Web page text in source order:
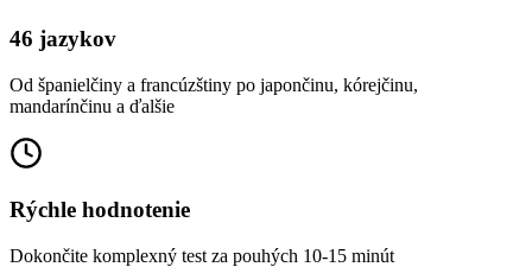
46 jazykov
Od španielčiny a francúzštiny po japončinu, kórejčinu,
mandarínčinu a ďalšie
Rýchle hodnotenie
Dokončite komplexný test za pouhých 10-15 minút